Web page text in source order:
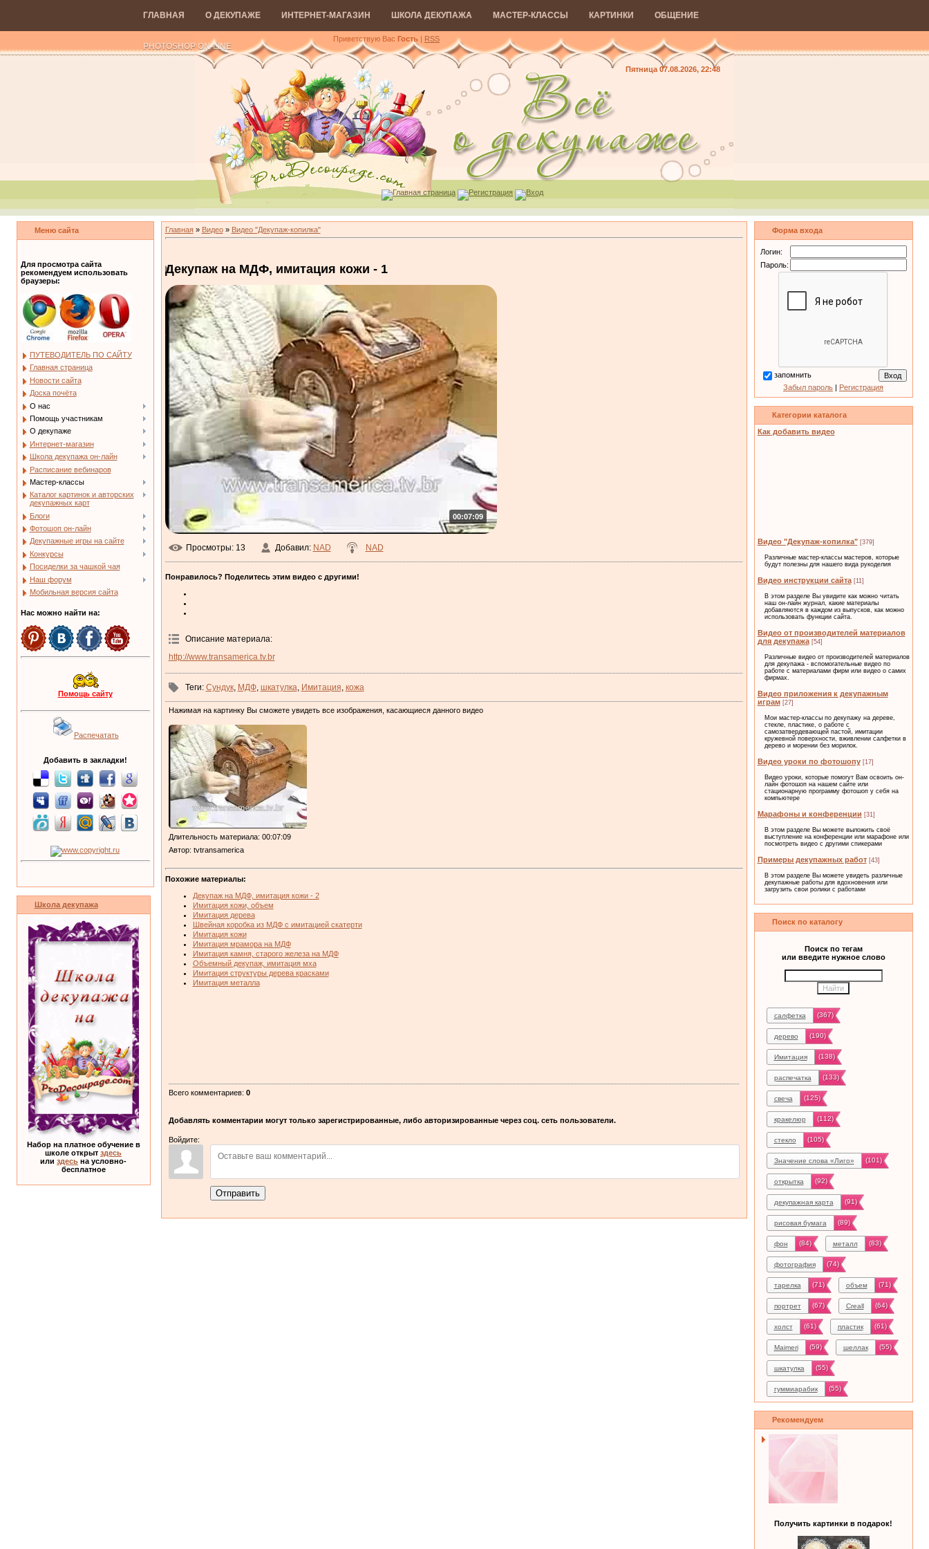
ГЛАВНАЯ О ДЕКУПАЖЕ ИНТЕРНЕТ-МАГАЗИН ШКОЛА ДЕКУПАЖА МАСТЕР-КЛАССЫ КАРТИНКИ ОБЩЕНИЕ
PHOTOSHOP ON-LINE
Приветствую Вас Гость | RSS
Пятница 07.08.2026, 22:48
Главная страница Регистрация Вход
Меню сайта
Для просмотра сайта
рекомендуем использовать
браузеры:
ПУТЕВОДИТЕЛЬ ПО САЙТУ
Главная страница
Новости сайта
Доска почёта
О нас
Помощь участникам
О декупаже
Интернет-магазин
Школа декупажа он-лайн
Расписание вебинаров
Мастер-классы
Каталог картинок и авторских
декупажных карт
Блоги
Фотошоп он-лайн
Декупажные игры на сайте
Конкурсы
Посиделки за чашкой чая
Наш форум
Мобильная версия сайта
Нас можно найти на:
Помощь сайту
Распечатать
Добавить в закладки!
Школа декупажа
Набор на платное обучение в
школе открыт здесь
или здесь на условно-
бесплатное
Главная» Видео» Видео "Декупаж-копилка"
Декупаж на МДФ, имитация кожи - 1
00:07:09
Просмотры: 13 Добавил: NAD NAD
Понравилось? Поделитесь этим видео с другими!
Описание материала:
http://www.transamerica.tv.br
Теги: Сундук, МДФ, шкатулка, Имитация, кожа
Нажимая на картинку Вы сможете увидеть все изображения, касающиеся данного видео
Длительность материала: 00:07:09
Автор: tvtransamerica
Похожие материалы:
Декупаж на МДФ, имитация кожи - 2
Имитация кожи, объем
Имитация дерева
Швейная коробка из МДФ с имитацией скатерти
Имитация кожи
Имитация мрамора на МДФ
Имитация камня, старого железа на МДФ
Объемный декупаж, имитация мха
Имитация структуры дерева красками
Имитация металла
Всего комментариев: 0
Добавлять комментарии могут только зарегистрированные, либо авторизированные через соц. сеть пользователи.
Войдите:
Отправить
Форма входа
Логин:
Пароль:
запомнить
Забыл пароль | Регистрация
Категории каталога
Как добавить видео
Видео "Декупаж-копилка" [379]
Различные мастер-классы мастеров, которые
будут полезны для нашего вида рукоделия
Видео инструкции сайта [11]
В этом разделе Вы увидите как можно читать
наш он-лайн журнал, какие материалы
добавляются в каждом из выпусков, как можно
использовать функции сайта.
Видео от производителей материалов
для декупажа [54]
Различные видео от производителей материалов
для декупажа - вспомогательные видео по
работе с материалами фирм или видео о самих
фирмах.
Видео приложения к декупажным
играм [27]
Мои мастер-классы по декупажу на дереве,
стекле, пластике, о работе с
самозатвердевающей пастой, имитации
кружевной поверхности, вживлении салфетки в
дерево и морении без морилок.
Видео уроки по фотошопу [17]
Видео уроки, которые помогут Вам освоить он-
лайн фотошоп на нашем сайте или
стационарную программу фотошоп у себя на
компьютере
Марафоны и конференции [31]
В этом разделе Вы можете выложить своё
выступление на конференции или марафоне или
посмотреть видео с другими спикерами
Примеры декупажных работ [43]
В этом разделе Вы можете увидеть различные
декупажные работы для вдохновения или
загрузить свои ролики с работами
Поиск по каталогу
Поиск по тегам
или введите нужное слово
салфетка (367)
дерево (190)
Имитация (138)
распечатка (133)
свеча (125)
кракелюр (112)
стекло (105)
Значение слова «Лиго» (101)
открытка (92)
декупажная карта (91)
рисовая бумага (89)
фон (84) металл (83)
фотография (74)
тарелка (71) объем (71)
портрет (67) Creall (64)
холст (61) пластик (61)
Maimeri (59) шеллак (55)
шкатулка (55)
гуммиарабик (55)
Рекомендуем
Получить картинки в подарок!